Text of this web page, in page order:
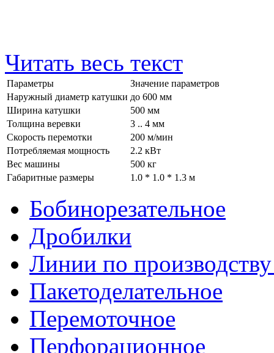
Читать весь текст
Параметры
Значение параметров
Наружный диаметр катушки до 600 мм
Ширина катушки
500 мм
Толщина веревки
3 .. 4 мм
Скорость перемотки
200 м/мин
Потребляемая мощность
2.2 кВт
Вес машины
500 кг
Габаритные размеры
1.0 * 1.0 * 1.3 м
Бобинорезательное
Дробилки
Линии по
Пакетоделательное
Перемоточное
Перфорационное